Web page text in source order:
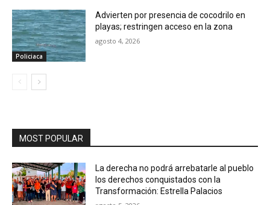
Policiaca
Advierten por presencia de cocodrilo en
playas; restringen acceso en la zona
agosto 4, 2026
MOST POPULAR
La derecha no podrá arrebatarle al pueblo
los derechos conquistados con la
Transformación: Estrella Palacios